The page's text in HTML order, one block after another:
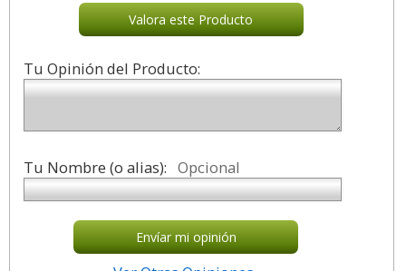
Valora este Producto
Tu Opinión del Producto:
Tu Nombre (o alias): Opcional
Envíar mi opinión